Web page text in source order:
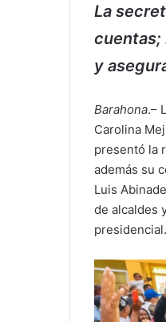
La
cuentas;
y
Barahona.–
Carolina
presentó la
además su
Luis
de alcaldes
presidencial.